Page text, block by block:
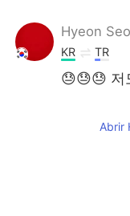
Hyeon
KR TR
😓😓😓 저
Abrir